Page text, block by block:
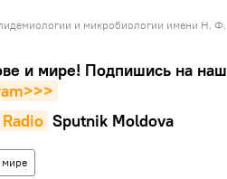
и микробиологии имени Н. Ф.
и мире! Подпишись на наш
Radio Sputnik Moldova
мире